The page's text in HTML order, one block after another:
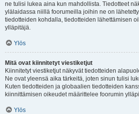
ne tulisi lukea aina kun mahdollista. Tiedotteet
ylälaidassa niillä foorumeilla joihin ne on
tiedotteiden kohdalla, tiedotteiden lähettämisen
ylläpitäjä.
Ylös
Mitä ovat kiinnitetyt viestiketjut
Kiinnitetyt viestiketjut näkyvät tiedotteiden
Ne ovat yleensä aika tärkeitä, joten sinun tulisi
Kuten tiedotteiden ja globaalien tiedotteiden
kiinnittämisen oikeudet määrittelee foorumin
Ylös